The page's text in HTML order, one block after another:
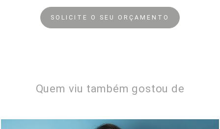
SOLICITE O SEU ORÇAMENTO
Quem viu também gostou de